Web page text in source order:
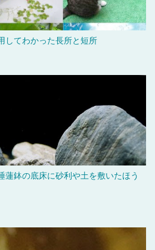
してわかった長所と短所
蓮鉢の底床に砂利や土を敷いたほう